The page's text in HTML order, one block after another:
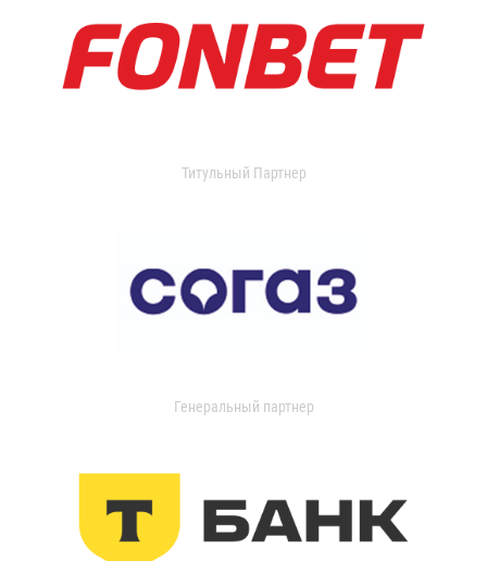
Титульный Партнер
Генеральный партнер